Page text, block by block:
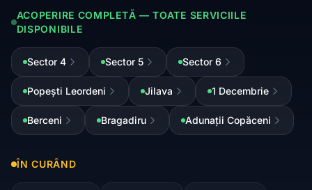
ACOPERIRE COMPLETĂ — TOATE SERVICIILE
DISPONIBILE
Sector 4 Sector 5 Sector 6
Popești Leordeni Jilava 1 Decembrie
Berceni Bragadiru Adunații Copăceni
ÎN CURÂND